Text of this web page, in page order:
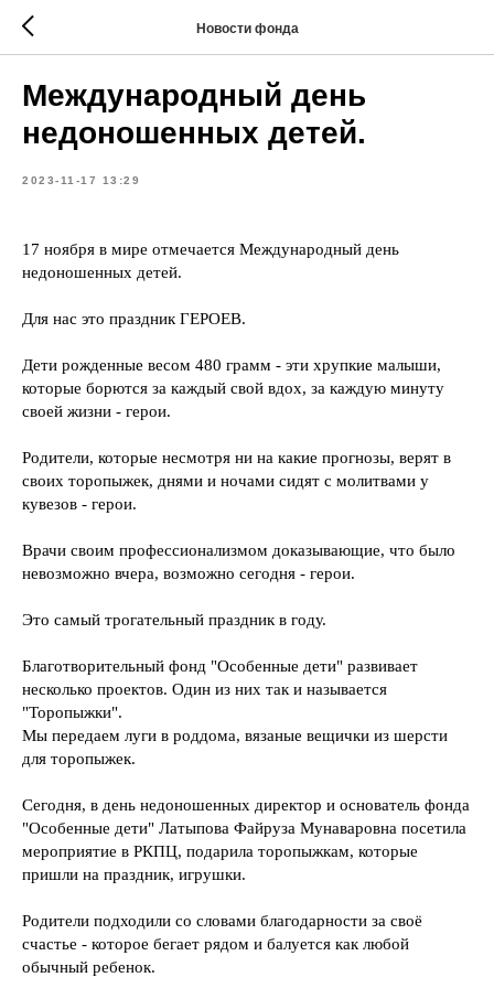
Новости фонда
Международный день
недоношенных детей.
2023-11-17 13:29
17 ноября в мире отмечается Международный день
недоношенных детей.
Для нас это праздник ГЕРОЕВ.
Дети рожденные весом 480 грамм - эти хрупкие малыши,
которые борются за каждый свой вдох, за каждую минуту
своей жизни - герои.
Родители, которые несмотря ни на какие прогнозы, верят в
своих торопыжек, днями и ночами сидят с молитвами у
кувезов - герои.
Врачи своим профессионализмом доказывающие, что было
невозможно вчера, возможно сегодня - герои.
Это самый трогательный праздник в году.
Благотворительный фонд "Особенные дети" развивает
несколько проектов. Один из них так и называется
"Торопыжки".
Мы передаем луги в роддома, вязаные вещички из шерсти
для торопыжек.
Сегодня, в день недоношенных директор и основатель фонда
"Особенные дети" Латыпова Файруза Мунаваровна посетила
мероприятие в РКПЦ, подарила торопыжкам, которые
пришли на праздник, игрушки.
Родители подходили со словами благодарности за своё
счастье - которое бегает рядом и балуется как любой
обычный ребенок.